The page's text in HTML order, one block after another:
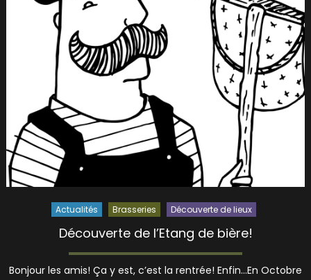
Actualités Brasseries Découverte de lieux
Découverte de l’Etang de bière!
Bonjour les amis! Ça y est, c’est la rentrée! Enfin…En Octobre